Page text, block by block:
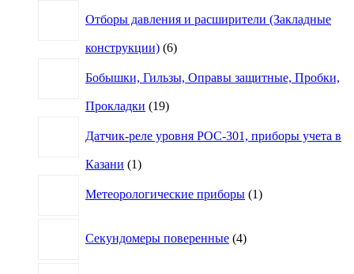
Отборы давления и расширители (Закладные
конструкции) 66
Бобышки, Гильзы, Оправы защитные, Пробки,
Прокладки 1919
Датчик-реле уровня РОС-301, приборы учета в
Казани 11
Метеорологические приборы 1товар
Секундомеры поверенные 4товара